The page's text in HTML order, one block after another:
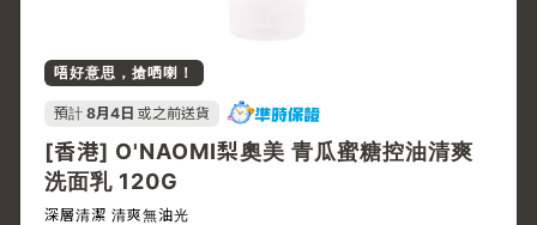
唔好意思，搶哂喇！
預計 8月4日 或之前送貨
[香港] O'NAOMI梨奧美 青瓜蜜糖控油清爽
洗面乳 120G
深層清潔 清爽無油光